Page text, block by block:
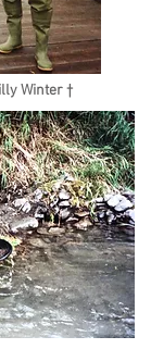
Winter †